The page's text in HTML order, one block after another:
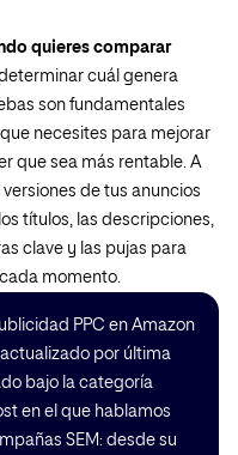
quieres comparar
cuál genera
son fundamentales
necesites para mejorar
que sea más rentable. A
de tus anuncios
títulos, las descripciones,
clave y las pujas para
momento.
PPC en Amazon
por última
bajo la categoría
en el que hablamos
SEM: desde su